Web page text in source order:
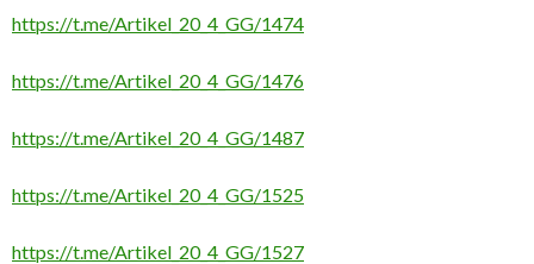
https://t.me/Artikel_20_4_GG/1474
https://t.me/Artikel_20_4_GG/1476
https://t.me/Artikel_20_4_GG/1487
https://t.me/Artikel_20_4_GG/1525
https://t.me/Artikel_20_4_GG/1527